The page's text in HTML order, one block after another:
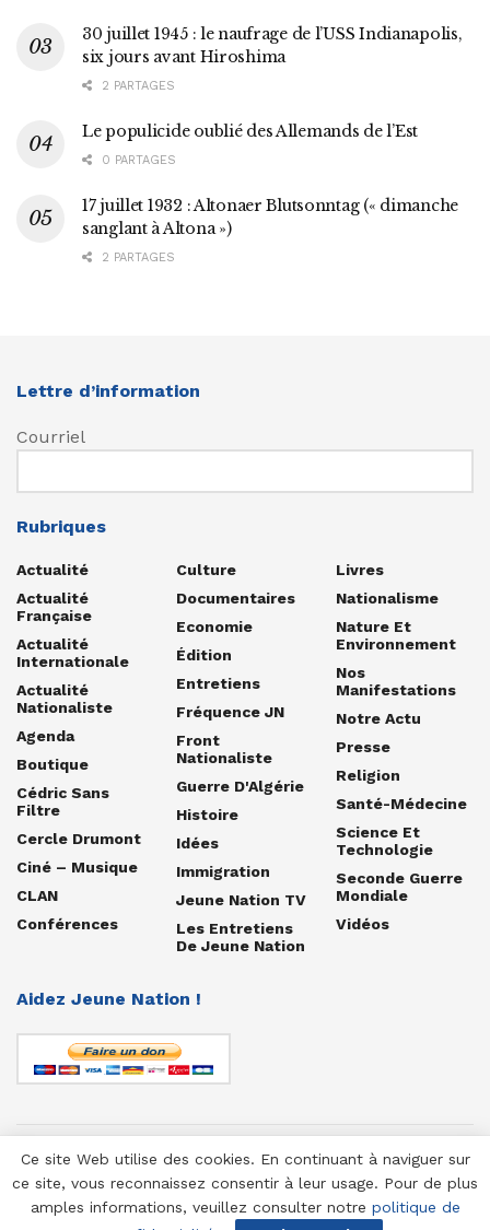
30 juillet 1945 : le naufrage de l’USS Indianapolis,
six jours avant Hiroshima
2 PARTAGES
Le populicide oublié des Allemands de l’Est
0 PARTAGES
17 juillet 1932 : Altonaer Blutsonntag (« dimanche
sanglant à Altona »)
2 PARTAGES
Lettre d’information
Courriel
Rubriques
Actualité
Actualité
Française
Actualité
Internationale
Actualité
Nationaliste
Agenda
Boutique
Cédric Sans
Filtre
Cercle Drumont
Ciné – Musique
CLAN
Conférences
Culture
Documentaires
Economie
Édition
Entretiens
Fréquence JN
Front
Nationaliste
Guerre D'Algérie
Histoire
Idées
Immigration
Jeune Nation TV
Les Entretiens
De Jeune Nation
Livres
Nationalisme
Nature Et
Environnement
Nos
Manifestations
Notre Actu
Presse
Religion
Santé-Médecine
Science Et
Technologie
Seconde Guerre
Mondiale
Vidéos
Aidez Jeune Nation !
© 1958-2025 Jeune Nation
Ce site Web utilise des cookies. En continuant à naviguer sur
ce site, vous reconnaissez consentir à leur usage. Pour de plus
amples informations, veuillez consulter notre politique de